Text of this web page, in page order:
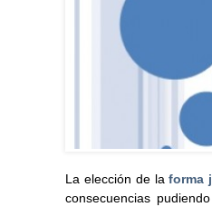
La elección de laforma
consecuencias